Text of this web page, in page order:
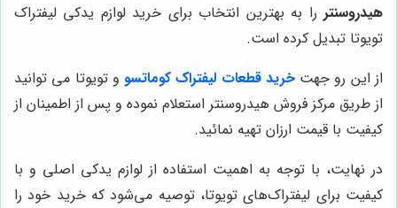
هیدروسنتر را به بهترین انتخاب برای خرید لوازم یدکی لیفتراک
تویوتا تبدیل کرده است.
از این رو جهتخرید قطعات لیفتراک کوماتسوو تویوتا می توانید
از طریق مرکز فروش هیدروسنتر استعلام نموده و پس از اطمینان از
کیفیت با قیمت ارزان تهیه نمائید.
در نهایت، با توجه به اهمیت استفاده از لوازم یدکی اصلی و با
کیفیت برای لیفتراک‌های تویوتا، توصیه می‌شود که خرید خود را